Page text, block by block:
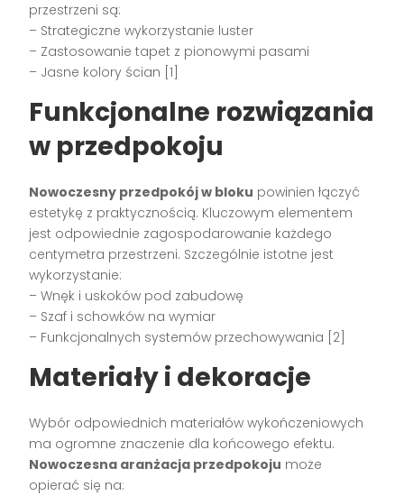
przestrzeni są:
– Strategiczne wykorzystanie luster
– Zastosowanie tapet z pionowymi pasami
– Jasne kolory ścian [1]
Funkcjonalne rozwiązania
w przedpokoju
Nowoczesny przedpokój w bloku powinien łączyć
estetykę z praktycznością. Kluczowym elementem
jest odpowiednie zagospodarowanie każdego
centymetra przestrzeni. Szczególnie istotne jest
wykorzystanie:
– Wnęk i uskoków pod zabudowę
– Szaf i schowków na wymiar
– Funkcjonalnych systemów przechowywania [2]
Materiały i dekoracje
Wybór odpowiednich materiałów wykończeniowych
ma ogromne znaczenie dla końcowego efektu.
Nowoczesna aranżacja przedpokoju może
opierać się na: